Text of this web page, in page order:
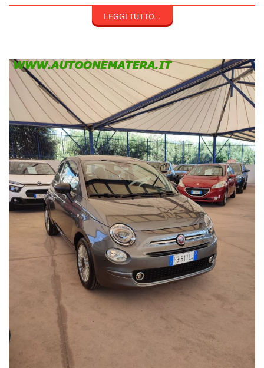
sito WWW.AUTOONEMATERA.IT aggiornato sempre in tempo reale.
N.B .VERIFICARE LA CORRETTEZZA DEI DATI E DEGLI
LEGGI TUTTO...